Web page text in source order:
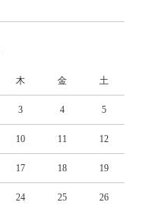
木 金 土
3 4 5
10 11 12
17 18 19
24 25 26